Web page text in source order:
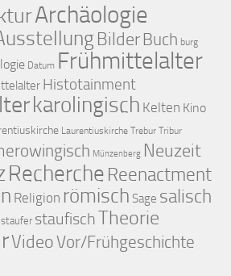
Archäologie
Bilder Buch burg
Datum Frühmittelalter
Histotainment
karolingisch Kelten Kino
Laurentiuskirche Trebur Tribur
Münzenberg Neuzeit
Recherche Reenactment
Religion römisch Sage salisch
staufer staufischTheorie
VideoVor/Frühgeschichte